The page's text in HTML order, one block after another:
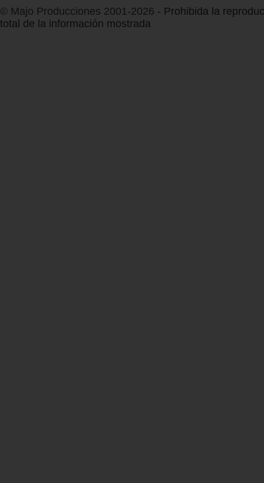
© Majo Producciones 2001-2026 - Prohibida la
total de la información mostrada